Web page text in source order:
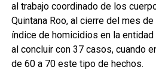
al trabajo coordinado de los
Quintana Roo, al cierre del mes
índice de homicidios en la
al concluir con 37 casos, cuando
de 60 a 70 este tipo de hechos.